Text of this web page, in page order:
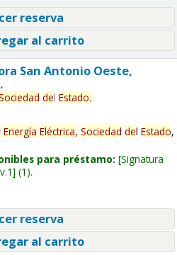
reserva
al carrito
San Antonio Oeste,
del Estado.
Energía Eléctrica, Sociedad del Estado,
para préstamo: Signatura
(1).
reserva
al carrito